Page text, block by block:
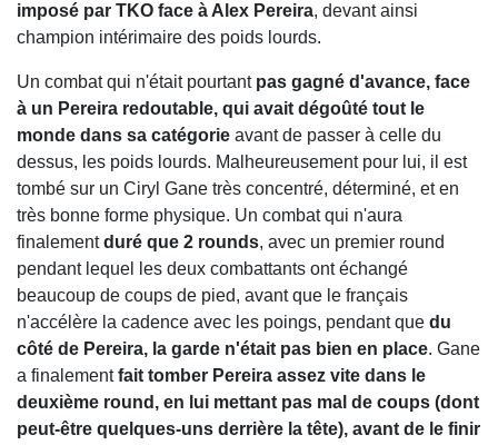
imposé par TKO face à Alex Pereira, devant ainsi
champion intérimaire des poids lourds.
Un combat qui n'était pourtant pas gagné d'avance, face
à un Pereira redoutable, qui avait dégoûté tout le
monde dans sa catégorie avant de passer à celle du
dessus, les poids lourds. Malheureusement pour lui, il est
tombé sur un Ciryl Gane très concentré, déterminé, et en
très bonne forme physique. Un combat qui n'aura
finalementduré que 2 rounds, avec un premier round
pendant lequel les deux combattants ont échangé
beaucoup de coups de pied, avant que le français
n'accélère la cadence avec les poings, pendant que du
côté de Pereira, la garde n'était pas bien en place. Gane
a finalementfait tomber Pereira assez vite dans le
deuxième round, en lui mettant pas mal de coups (dont
peut-être quelques-uns derrière la tête), avant de le finir